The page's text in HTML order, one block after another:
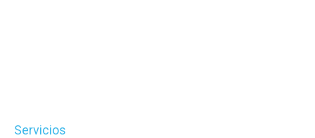
Servicios